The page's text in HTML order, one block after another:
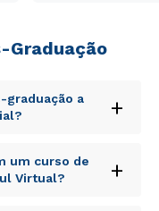
Graduação
graduação a
+
natus error sit
laudantium,
ab illo inventore
um curso de
Virtual?
+